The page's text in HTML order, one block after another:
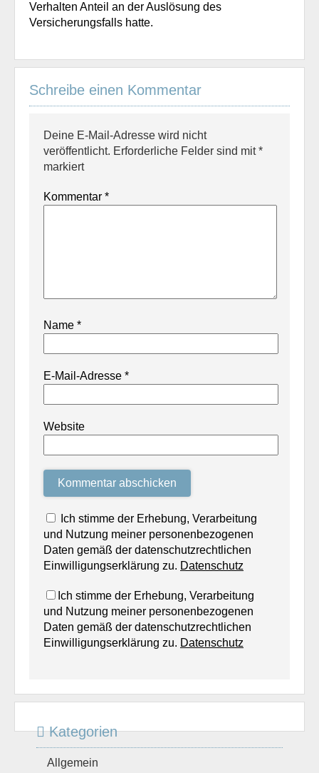
Verhalten Anteil an der Auslösung des
Versicherungsfalls hatte.
Schreibe einen Kommentar
Deine E-Mail-Adresse wird nicht
veröffentlicht. Erforderliche Felder sind mit*
markiert
Kommentar *
Name *
E-Mail-Adresse *
Website
Ich stimme der Erhebung, Verarbeitung
und Nutzung meiner personenbezogenen
Daten gemäß der datenschutzrechtlichen
Einwilligungserklärung zu. Datenschutz
Ich stimme der Erhebung, Verarbeitung
und Nutzung meiner personenbezogenen
Daten gemäß der datenschutzrechtlichen
Einwilligungserklärung zu. Datenschutz
Kategorien
Allgemein